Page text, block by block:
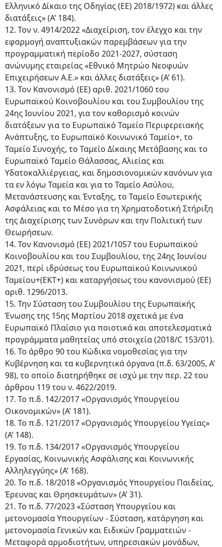
Ελληνικό Δίκαιο της Οδηγίας (ΕΕ) 2018/1972) και άλλες
διατάξεις» (Α’ 184).
12. Τον ν. 4914/2022 «Διαχείριση, τον έλεγχο και την
εφαρμογή αναπτυξιακών παρεμβάσεων για την
προγραμματική περίοδο 2021-2027, σύσταση
ανώνυμης εταιρείας «Εθνικό Μητρώο Νεοφυών
Επιχειρήσεων Α.Ε.» και άλλες διατάξεις» (Α’ 61).
13. Τον Κανονισμό (ΕΕ) αριθ. 2021/1060 του
Ευρωπαϊκού Κοινοβουλίου και του Συμβουλίου της
24ης Ιουνίου 2021, για τον καθορισμό κοινών
διατάξεων για το Ευρωπαϊκό Ταμείο Περιφερειακής
Ανάπτυξης, το Ευρωπαϊκό Κοινωνικό Ταμείο+, το
Ταμείο Συνοχής, το Ταμείο Δίκαιης Μετάβασης και το
Ευρωπαϊκό Ταμείο Θάλασσας, Αλιείας και
Υδατοκαλλιέργειας, και δημοσιονομικών κανόνων για
τα εν λόγω Ταμεία και για το Ταμείο Ασύλου,
Μετανάστευσης και Ένταξης, το Ταμείο Εσωτερικής
Ασφάλειας και το Μέσο για τη Χρηματοδοτική Στήριξη
της Διαχείρισης των Συνόρων και την Πολιτική των
Θεωρήσεων.
14. Τον Κανονισμό (ΕΕ) 2021/1057 του Ευρωπαϊκού
Κοινοβουλίου και του Συμβουλίου, της 24ης Ιουνίου
2021, περί ιδρύσεως του Ευρωπαϊκού Κοινωνικού
Ταμείου+(EKT+) και καταργήσεως του κανονισμού (ΕΕ)
αριθ. 1296/2013.
15. Την Σύσταση του Συμβουλίου της Ευρωπαϊκής
Ένωσης της 15ης Μαρτίου 2018 σχετικά με ένα
Ευρωπαϊκό Πλαίσιο για ποιοτικά και αποτελεσματικά
προγράμματα μαθητείας υπό στοιχεία (2018/C 153/01).
16. Το άρθρο 90 του Κώδικα νομοθεσίας για την
Κυβέρνηση και τα κυβερνητικά όργανα (π.δ. 63/2005, Α’
98), το οποίο διατηρήθηκε σε ισχύ με την περ. 22 του
άρθρου 119 του ν. 4622/2019.
17. Το π.δ. 142/2017 «Οργανισμός Υπουργείου
Οικονομικών» (Α’ 181).
18. Το π.δ. 121/2017 «Οργανισμός Υπουργείου Υγείας»
(Α’ 148).
19. Το π.δ. 134/2017 «Οργανισμός Υπουργείου
Εργασίας, Κοινωνικής Ασφάλισης και Κοινωνικής
Αλληλεγγύης» (Α’ 168).
20. Το π.δ. 18/2018 «Οργανισμός Υπουργείου Παιδείας,
Έρευνας και Θρησκευμάτων» (Α’ 31).
21. Το π.δ. 77/2023 «Σύσταση Υπουργείου και
μετονομασία Υπουργείων - Σύσταση, κατάργηση και
μετονομασία Γενικών και Ειδικών Γραμματειών -
Μεταφορά αρμοδιοτήτων, υπηρεσιακών μονάδων,